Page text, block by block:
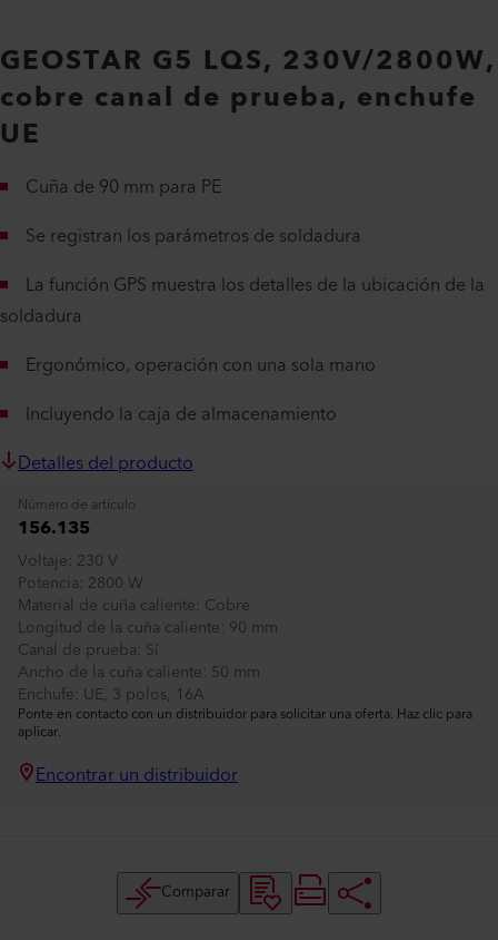
GEOSTAR G5 LQS, 230V/2800W,
cobre canal de prueba, enchufe
UE
Cuña de 90 mm para PE
Se registran los parámetros de soldadura
La función GPS muestra los detalles de la ubicación de la
soldadura
Ergonómico, operación con una sola mano
Incluyendo la caja de almacenamiento
Detalles del producto
Número de artículo
156.135
Voltaje 230 V
Potencia 2800 W
Material de cuña caliente Cobre
Longitud de la cuña caliente 90 mm
Canal de prueba Sí
Ancho de la cuña caliente 50 mm
Enchufe UE, 3 polos, 16A
Ponte en contacto con un distribuidor para solicitar una oferta. Haz clic para
aplicar.
Encontrar un distribuidor
Comparar